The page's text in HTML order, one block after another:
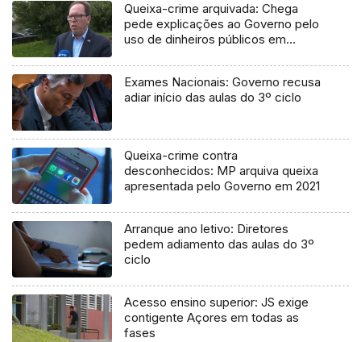
Queixa-crime arquivada: Chega
pede explicações ao Governo pelo
uso de dinheiros públicos em
Exames Nacionais: Governo recusa
adiar início das aulas do 3º ciclo
Queixa-crime contra
desconhecidos: MP arquiva queixa
apresentada pelo Governo em 2021
Arranque ano letivo: Diretores
pedem adiamento das aulas do 3º
ciclo
Acesso ensino superior: JS exige
contigente Açores em todas as
fases